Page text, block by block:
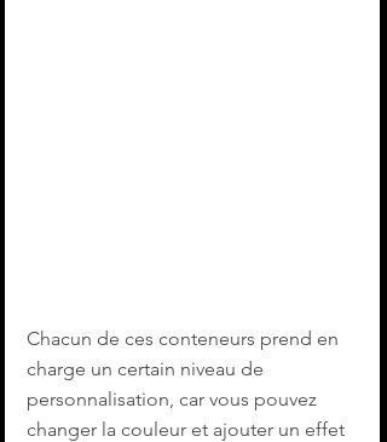
Chacun de ces conteneurs prend en
charge un certain niveau de
personnalisation, car vous pouvez
changer la couleur et ajouter un effet